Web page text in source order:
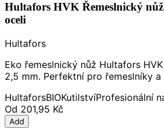
Hultafors HVK Řemeslnický
oceli
Hultafors
Eko řemeslnický nůž Hultafors
2,5 mm. Perfektní pro řemeslníky a
HultaforsBIOKutilstvíProfesionální
Od 201,95 Kč
Add